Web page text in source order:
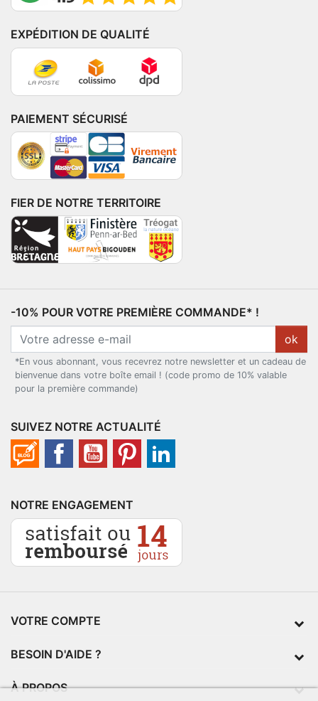
EXPÉDITION DE QUALITÉ
PAIEMENT SÉCURISÉ
FIER DE NOTRE TERRITOIRE
-10% POUR VOTRE PREMIÈRE COMMANDE* !
ok
*En vous abonnant, vous recevrez notre newsletter et un cadeau de
bienvenue dans votre boîte email ! (code promo de 10% valable
pour la première commande)
SUIVEZ NOTRE ACTUALITÉ
NOTRE ENGAGEMENT
VOTRE COMPTE
BESOIN D'AIDE ?
À PROPOS